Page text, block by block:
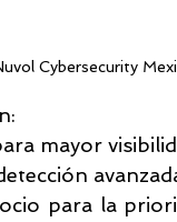
Cybersecurity
mayor
para la